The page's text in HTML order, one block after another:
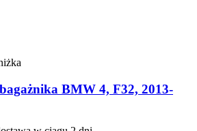
BMW 4, F32, 2013-